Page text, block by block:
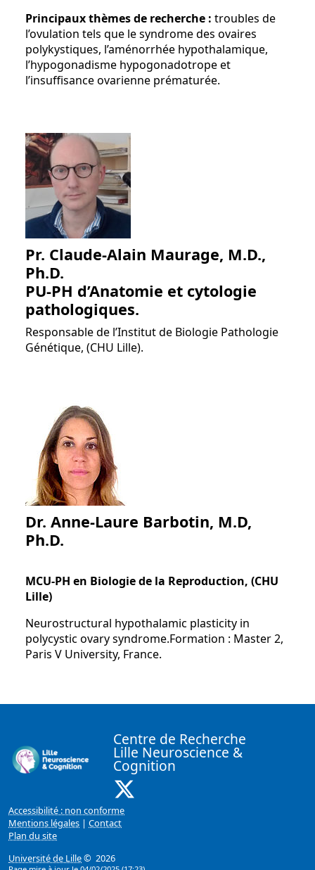
Principaux thèmes de recherche : troubles de
l’ovulation tels que le syndrome des ovaires
polykystiques, l’aménorrhée hypothalamique,
l’hypogonadisme hypogonadotrope et
l’insuffisance ovarienne prématurée.
Pr. Claude-Alain Maurage, M.D.,
Ph.D.
PU-PH d’Anatomie et cytologie
pathologiques.
Responsable de l’Institut de Biologie Pathologie
Génétique, (CHU Lille).
Dr. Anne-Laure Barbotin, M.D,
Ph.D.
MCU-PH en Biologie de la Reproduction, (CHU
Lille)
Neurostructural hypothalamic plasticity in
polycystic ovary syndrome.Formation : Master 2,
Paris V University, France.
Centre de Recherche
Lille Neuroscience &
Cognition
Accessibilité : non conforme
Mentions légales | Contact
Plan du site
Université de Lille© 2026